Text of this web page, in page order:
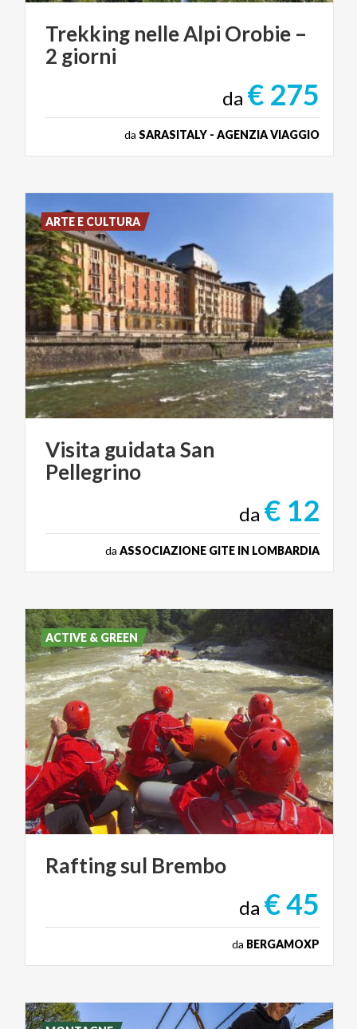
Trekking nelleAlpi Orobie –
2 giorni
da € 275
da SARASITALY - AGENZIA VIAGGIO
Visita guidataSan
Pellegrino
da € 12
da ASSOCIAZIONE GITE IN LOMBARDIA
ARTE E CULTURA
Raftingsul Brembo
da € 45
da BERGAMOXP
ACTIVE & GREEN